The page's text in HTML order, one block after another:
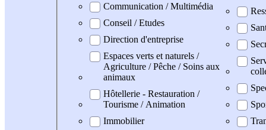
Communication / Multimédia
Conseil / Etudes
Direction d'entreprise
Espaces verts et naturels /
Agriculture / Pêche / Soins aux
animaux
Hôtellerie - Restauration /
Tourisme / Animation
Immobilier